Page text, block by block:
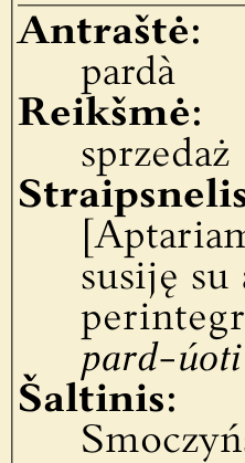
Antraštė:
pardà
Reikšmė:
sprzedaż
susiję
pard-úoti
Šaltinis: